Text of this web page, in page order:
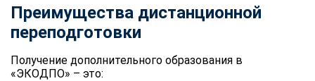
Преимущества дистанционной
переподготовки
Получение дополнительного образования в
«ЭКОДПО» – это: